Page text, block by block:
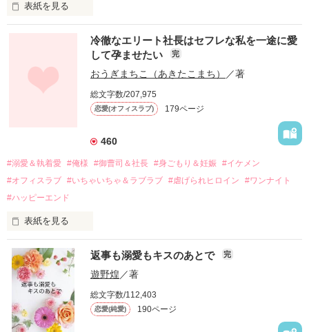
表紙を見る
幼なじみの哲平に淡い恋心を抱いていた美桜。
しかし、ある出来事をきっかけに二人の関係は壊れてしまう。
関係修復もできないまま、美桜は両親の離婚によって
引っ越すことになり、哲平とも離れ離れになった。
それから約十二年後。
過去の傷から、二度と会いたくないと思っていた哲平に
運命のような再会を果たす。
酔った勢いで一夜を共にしてしまった。
さらに、美桜が初めてだと知った哲平は
『責任をとる、結婚しよう』と真っ直ぐに告げてきた。
戸惑う美桜とは裏腹に、好きという気持ちを隠すことなく
甘やかしてくる。
そんなある日、哲平は美桜がストーカー被害に
遭っていることを知る。
美桜を守るため、哲平は同居を提案してきて――。
冷徹なエリート社長はセフレな私を一途に愛
して孕ませたい
完
おうぎまちこ（あきたこまち） ／著
総文字数/207,975
恋愛(オフィスラブ) 179ページ
460
#溺愛＆執着愛 #俺様 #御曹司＆社長 #身ごもり＆妊娠 #イケメン
#オフィスラブ #いちゃいちゃ＆ラブラブ #虐げられヒロイン
#ワンナイト
#ハッピーエンド
表紙を見る
おかしな噂を流されて前の職場でうまくいかなかった梅田美
桜は、海外で傷心旅行をしていたところ、日本人美青年と出会
い、酒の勢いもあり一夜限りの関係となる。
帰国後、美桜は新しい職場でワンナイトした美青年と再会。
なんと彼の正体は、とある財閥御曹司にも関わらず、一族を離
れて起業した新進気鋭の実業家、社内でも冷徹だと評判な社長
――御影恭司その人だったのだ――！
返事も溺愛もキスのあとで 完
遊野煌 ／著
総文字数/112,403
恋愛(純愛) 190ページ